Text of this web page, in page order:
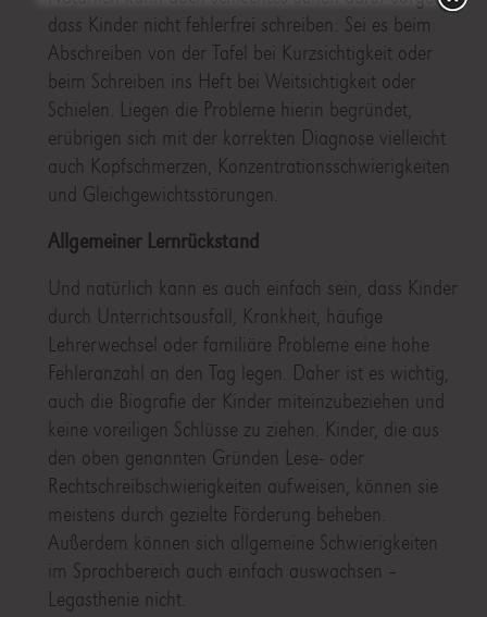
dass Kinder nicht fehlerfrei schreiben: Sei es beim
Abschreiben von der Tafel bei Kurzsichtigkeit oder
beim Schreiben ins Heft bei Weitsichtigkeit oder
Schielen. Liegen die Probleme hierin begründet,
erübrigen sich mit der korrekten Diagnose vielleicht
auch Kopfschmerzen, Konzentrationsschwierigkeiten
und Gleichgewichtsstörungen.
Allgemeiner Lernrückstand
Und natürlich kann es auch einfach sein, dass Kinder
durch Unterrichtsausfall, Krankheit, häufige
Lehrerwechsel oder familiäre Probleme eine hohe
Fehleranzahl an den Tag legen. Daher ist es wichtig,
auch die Biografie der Kinder miteinzubeziehen und
keine voreiligen Schlüsse zu ziehen. Kinder, die aus
den oben genannten Gründen Lese- oder
Rechtschreibschwierigkeiten aufweisen, können sie
meistens durch gezielte Förderung beheben.
Außerdem können sich allgemeine Schwierigkeiten
im Sprachbereich auch einfach auswachsen –
Legasthenie nicht.